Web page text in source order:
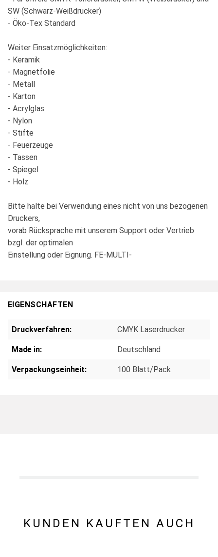
SW (Schwarz-Weißdrucker)
- Öko-Tex Standard
Weiter Einsatzmöglichkeiten:
- Keramik
- Magnetfolie
- Metall
- Karton
- Acrylglas
- Nylon
- Stifte
- Feuerzeuge
- Tassen
- Spiegel
- Holz
Bitte halte bei Verwendung eines nicht von uns bezogenen
Druckers,
vorab Rücksprache mit unserem Support oder Vertrieb
bzgl. der optimalen
Einstellung oder Eignung. FE-MULTI-
EIGENSCHAFTEN
Druckverfahren: CMYK Laserdrucker
Made in: Deutschland
Verpackungseinheit: 100 Blatt/Pack
KUNDEN KAUFTEN AUCH